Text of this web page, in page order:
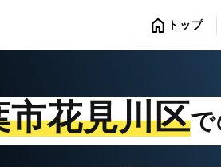
home トップ
市花見川区で